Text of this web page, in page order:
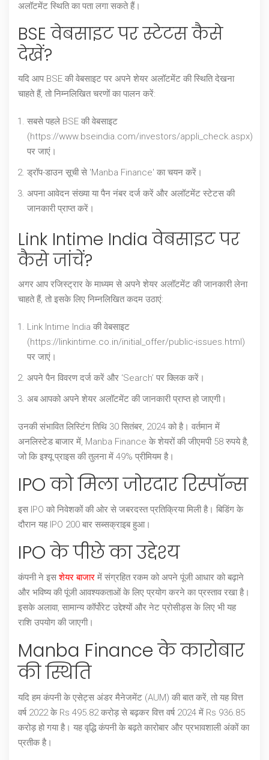
अलॉटमेंट स्थिति का पता लगा सकते हैं।
BSE वेबसाइट पर स्टेटस कैसे
देखें?
यदि आप BSE की वेबसाइट पर अपने शेयर अलॉटमेंट की स्थिति देखना
चाहते हैं, तो निम्नलिखित चरणों का पालन करें:
सबसे पहले BSE की वेबसाइट
(https://www.bseindia.com/investors/appli_check.aspx)
पर जाएं।
ड्रॉप-डाउन सूची से 'Manba Finance' का चयन करें।
अपना आवेदन संख्या या पैन नंबर दर्ज करें और अलॉटमेंट स्टेटस की
जानकारी प्राप्त करें।
Link Intime India वेबसाइट पर
कैसे जांचें?
अगर आप रजिस्ट्रार के माध्यम से अपने शेयर अलॉटमेंट की जानकारी लेना
चाहते हैं, तो इसके लिए निम्नलिखित कदम उठाएं:
Link Intime India की वेबसाइट
(https://linkintime.co.in/initial_offer/public-issues.html)
पर जाएं।
अपने पैन विवरण दर्ज करें और ‘Search’ पर क्लिक करें।
अब आपको अपने शेयर अलॉटमेंट की जानकारी प्राप्त हो जाएगी।
उनकी संभावित लिस्टिंग तिथि 30 सितंबर, 2024 को है। वर्तमान में
अनलिस्टेड बाजार में, Manba Finance के शेयरों की जीएमपी 58 रुपये है,
जो कि इश्यू प्राइस की तुलना में 49% प्रीमियम है।
IPO को मिला जोरदार रिस्पॉन्स
इस IPO को निवेशकों की ओर से जबरदस्त प्रतिक्रिया मिली है। बिडिंग के
दौरान यह IPO 200 बार सब्सक्राइब हुआ।
IPO के पीछे का उद्देश्य
कंपनी ने इसशेयर बाजार में संग्रहित रकम को अपने पूंजी आधार को बढ़ाने
और भविष्य की पूंजी आवश्यकताओं के लिए प्रयोग करने का प्रस्ताव रखा है।
इसके अलावा, सामान्य कॉर्पोरेट उद्देश्यों और नेट प्रोसीड्स के लिए भी यह
राशि उपयोग की जाएगी।
Manba Finance के कारोबार
की स्थिति
यदि हम कंपनी के एसेट्स अंडर मैनेजमेंट (AUM) की बात करें, तो यह वित्त
वर्ष 2022 के Rs 495.82 करोड़ से बढ़कर वित्त वर्ष 2024 में Rs 936.85
करोड़ हो गया है। यह वृद्धि कंपनी के बढ़ते कारोबार और प्रभावशाली अंकों का
प्रतीक है।